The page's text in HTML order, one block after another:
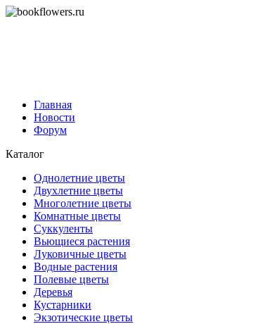
Главная
Новости
Форум
Каталог
Однолетние цветы
Двухлетние цветы
Многолетние цветы
Комнатные цветы
Суккуленты
Вьющиеся растения
Луковичные цветы
Водные растения
Полевые цветы
Деревья
Кустарники
Экзотические цветы